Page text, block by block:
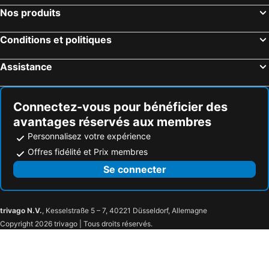
Nos produits
Conditions et politiques
Assistance
Connectez-vous pour bénéficier des
avantages réservés aux membres
Personnalisez votre expérience
Offres fidélité et Prix membres
Se connecter
trivago N.V., Kesselstraße 5 – 7, 40221 Düsseldorf, Allemagne
Copyright 2026 trivago | Tous droits réservés.